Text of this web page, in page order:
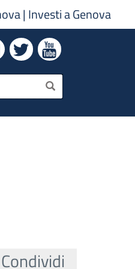
| Investi a Genova
CERCA
Condividi